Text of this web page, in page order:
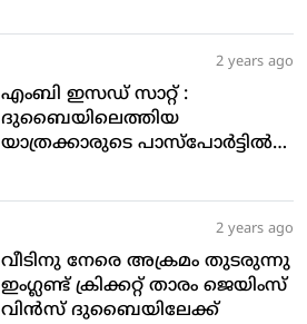
2 years ago
എംബി ഇസഡ് സാറ്റ് :
ദുബൈയിലെത്തിയ
യാത്രക്കാരുടെ പാസ്‌പോര്‍ട്ടില്‍
2 years ago
വീടിനു നേരെ അക്രമം തുടരുന്നു
ഇംഗ്ലണ്ട് ക്രിക്കറ്റ് താരം ജെയിംസ്
വിന്‍സ് ദുബൈയിലേക്ക്